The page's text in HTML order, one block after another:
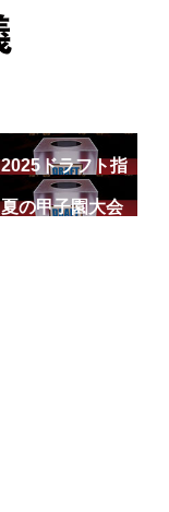
2025ドラフト指
名一覧
夏の甲子園大会